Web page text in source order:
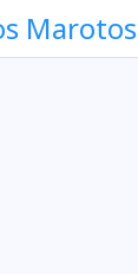
Marotos